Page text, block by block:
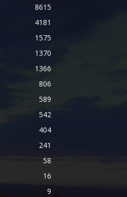
8615
4181
1575
1370
1366
806
589
542
404
241
58
16
9